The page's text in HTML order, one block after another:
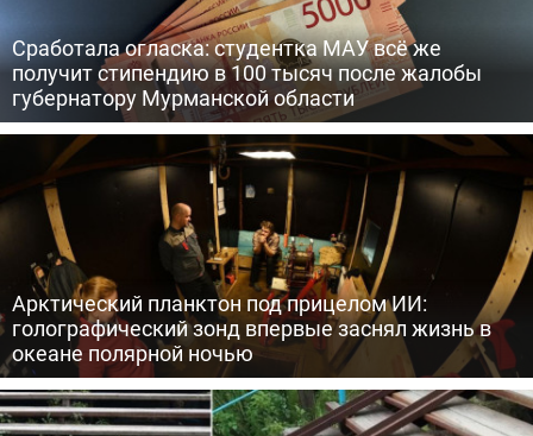
Сработала огласка: студентка МАУ всё же
получит стипендию в 100 тысяч после жалобы
губернатору Мурманской области
Арктический планктон под прицелом ИИ:
голографический зонд впервые заснял жизнь в
океане полярной ночью